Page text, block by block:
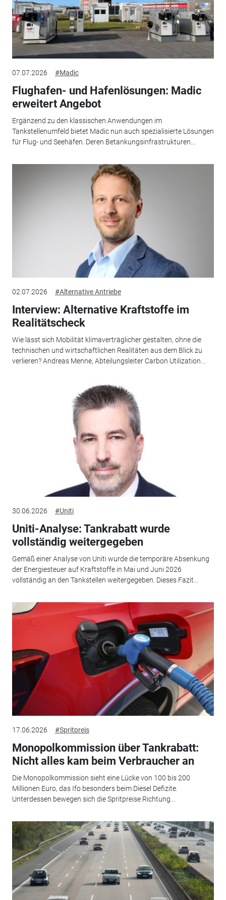
07.07.2026 #Madic
Flughafen- und Hafenlösungen: Madic
erweitert Angebot
Ergänzend zu den klassischen Anwendungen im
Tankstellenumfeld bietet Madic nun auch spezialisierte Lösungen
für Flug- und Seehäfen. Deren Betankungsinfrastrukturen...
02.07.2026 #Alternative Antriebe
Interview: Alternative Kraftstoffe im
Realitätscheck
Wie lässt sich Mobilität klimaverträglicher gestalten, ohne die
technischen und wirtschaftlichen Realitäten aus dem Blick zu
verlieren? Andreas Menne, Abteilungsleiter Carbon Utilization...
30.06.2026 #Uniti
Uniti-Analyse: Tankrabatt wurde
vollständig weitergegeben
Gemäß einer Analyse von Uniti wurde die temporäre Absenkung
der Energiesteuer auf Kraftstoffe in Mai und Juni 2026
vollständig an den Tankstellen weitergegeben. Dieses Fazit...
17.06.2026 #Spritpreis
Monopolkommission über Tankrabatt:
Nicht alles kam beim Verbraucher an
Die Monopolkommission sieht eine Lücke von 100 bis 200
Millionen Euro, das Ifo besonders beim Diesel Defizite.
Unterdessen bewegen sich die Spritpreise Richtung...